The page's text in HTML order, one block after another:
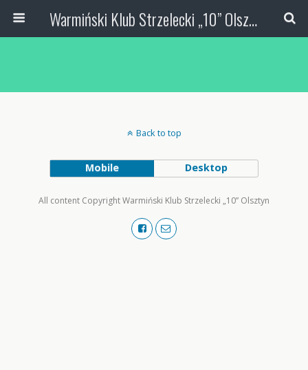
Warmiński Klub Strzelecki „10” Olsztyn
Back to top
Mobile Desktop
All content Copyright Warmiński Klub Strzelecki „10” Olsztyn